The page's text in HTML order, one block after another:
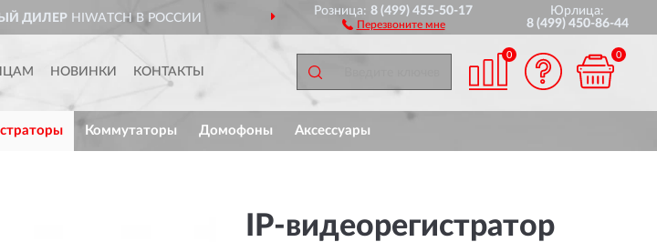
ДИЛЕРHIWATCH В РОССИИ ДОСТАВИМ ПО ВСЕЙ РОССИИ
Розница:8 (499) 455-50-17
Перезвоните мне
Юрлица:
8 (499) 450-86-44
НОВИНКИ КОНТАКТЫ
0 0
Коммутаторы Домофоны Аксессуары
IP-видеорегистратор